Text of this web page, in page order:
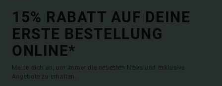
15% RABATT AUF DEINE
ERSTE BESTELLUNG
ONLINE*
Melde dich an, um immer die neuesten News und exklusive
Angebote zu erhalten.